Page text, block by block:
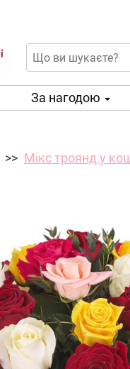
За нагодою
Мікс троянд у